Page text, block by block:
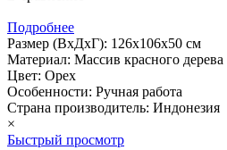
Подробнее
Размер (ВхДхГ): 126х106х50 см
Материал: Массив красного дерева
Цвет: Орех
Особенности: Ручная работа
Страна производитель: Индонезия
×
Быстрый просмотр